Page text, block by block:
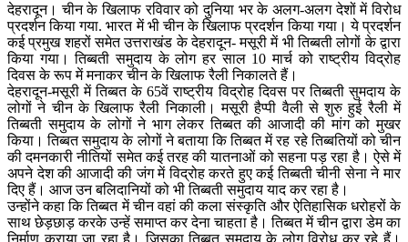
देहरादून। चीन के खिलाफ रविवार को दुनिया भर के अलग-अलग देशों में विरोध
प्रदर्शन किया गया. भारत में भी चीन के खिलाफ प्रदर्शन किया गया। ये प्रदर्शन
कई प्रमुख शहरों समेत उत्तराखंड के देहरादून- मसूरी में भी तिब्बती लोगों के द्वारा
किया गया। तिब्बती समुदाय के लोग हर साल 10 मार्च को राष्ट्रीय विद्रोह
दिवस के रूप में मनाकर चीन के खिलाफ रैली निकालते हैं।
देहरादून-मसूरी में तिब्बत के 65वें राष्ट्रीय विद्रोह दिवस पर तिब्बती सुमदाय के
लोगों ने चीन के खिलाफ रैली निकाली। मसूरी हैप्पी वैली से शुरु हुई रैली में
तिब्बती समुदाय के लोगों ने भाग लेकर तिब्बत की आजादी की मांग को मुखर
किया। तिब्बत समुदाय के लोगों ने बताया कि तिब्बत में रह रहे तिब्बतियों को चीन
की दमनकारी नीतियों समेत कई तरह की यातनाओं को सहना पड़ रहा है। ऐसे में
अपने देश की आजादी की जंग में विद्रोह करते हुए कई तिब्बती चीनी सेना ने मार
दिए हैं। आज उन बलिदानियों को भी तिब्बती समुदाय याद कर रहा है।
उन्होंने कहा कि तिब्बत में चीन वहां की कला संस्कृति और ऐतिहासिक धरोहरों के
साथ छेड़छाड़ करके उन्हें समाप्त कर देना चाहता है। तिब्बत में चीन द्वारा डेम का
निर्माण कराया जा रहा है। जिसका तिब्बत समुदाय के लोग विरोध कर रहे हैं।